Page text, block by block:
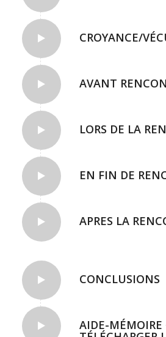
CROYANCE/
AVANT
LORS DE LA
EN FIN DE
APRES LA
CONCLUSIONS
AIDE-MÉMOIRE